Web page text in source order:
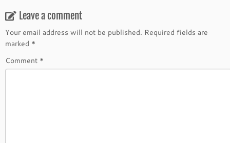
Leave a comment
Your email address will not be published. Required fields are
marked *
Comment *